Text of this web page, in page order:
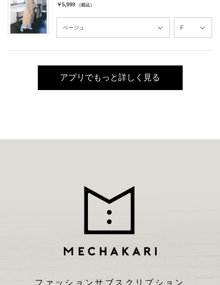
￥5,999 （税込）
アプリでもっと詳しく見る
ファッションサブスクリプション